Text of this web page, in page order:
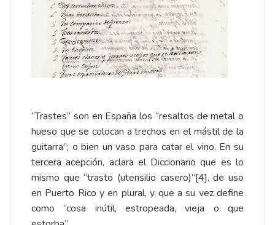
“Trastes” son en España los “resaltos de metal o
hueso que se colocan a trechos en el mástil de la
guitarra”; o bien un vaso para catar el vino. En su
tercera acepción, aclara el Diccionario que es lo
mismo que “trasto (utensilio casero)”[4], de uso
en Puerto Rico y en plural, y que a su vez define
como “cosa inútil, estropeada, vieja o que